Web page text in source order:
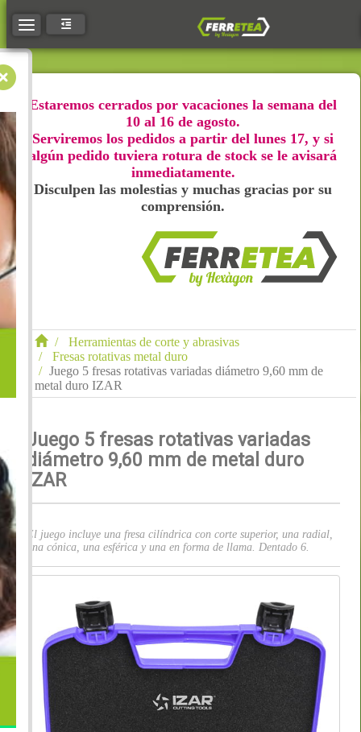
Toggle navigation
Estaremos cerrados por vacaciones la semana del
10 al 16 de agosto.
Serviremos los pedidos a partir del lunes 17, y si
algún pedido tuviera rotura de stock se le avisará
inmediatamente.
Disculpen las molestias y muchas gracias por su
comprensión.
Herramientas de corte y abrasivas
Fresas rotativas metal duro
Juego 5 fresas rotativas variadas diámetro 9,60 mm de
metal duro IZAR
Juego 5 fresas rotativas variadas
diámetro 9,60 mm de metal duro
IZAR
El juego incluye una fresa cilíndrica con corte superior, una radial,
una cónica, una esférica y una en forma de llama. Dentado 6.